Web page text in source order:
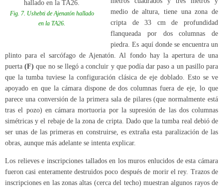
Fig. 7. Ushebti de Ajenatón hallado
en la TA26.
medio de altura, tiene una zona de
cripta de 33 cm de profundidad
flanqueada por dos columnas de
piedra. Es aquí donde se encuentra un
plinto para el sarcófago de Ajenatón. Al fondo hay la apertura de una
puerta(F) que no se llegó a concluir y que podía dar paso a un pasillo para
que la tumba tuviese la configuración clásica de eje doblado. Esto se ve
apoyado en que la cámara dispone de dos columnas fuera de eje, lo que
parece una conversión de la primera sala de pilares (que normalmente está
tras el pozo) en cámara mortuoria por la supresión de las dos columnas
simétricas y el rebaje de la zona de cripta. Dado que la tumba real debió de
ser unas de las primeras en construirse, es extraña esta paralización de las
obras, aunque más adelante se intenta explicar.
Los relieves e inscripciones tallados en los muros enlucidos de esta cámara
fueron casi enteramente destruidos poco después de morir el rey. Trazos de
inscripciones en las zonas altas (cerca del techo) muestran algunos rayos de